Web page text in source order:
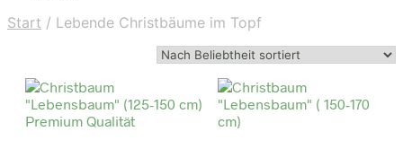
Start / Lebende Christbäume im Topf